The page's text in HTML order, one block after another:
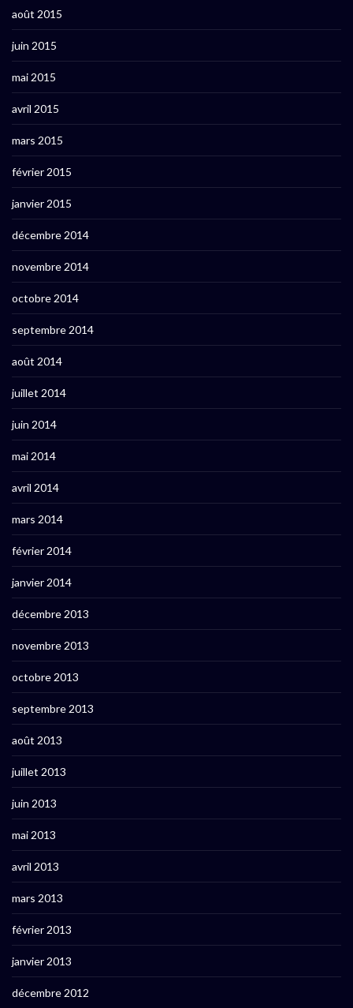
août 2015
juin 2015
mai 2015
avril 2015
mars 2015
février 2015
janvier 2015
décembre 2014
novembre 2014
octobre 2014
septembre 2014
août 2014
juillet 2014
juin 2014
mai 2014
avril 2014
mars 2014
février 2014
janvier 2014
décembre 2013
novembre 2013
octobre 2013
septembre 2013
août 2013
juillet 2013
juin 2013
mai 2013
avril 2013
mars 2013
février 2013
janvier 2013
décembre 2012